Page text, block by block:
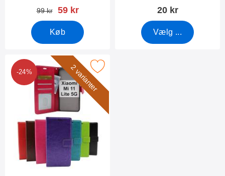
pris
99 kr pris
59 kr
Køb
20 kr
Vælg ...
2 varianter
-24%